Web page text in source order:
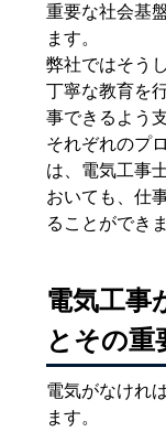
重要な社会基
ます。
弊社ではそう
丁寧な教育を
事できるよう
それぞれのプ
は、電気工事
おいても、仕
ることができま
電気工事
とその重
電気がなけれ
ます。